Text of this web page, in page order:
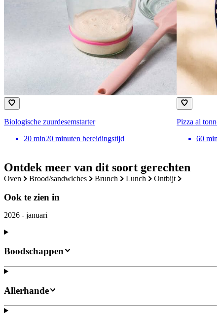
Ontdek meer van dit soort gerechten
oven brood/sandwiches brunch lunch ontbijt
Ook te zien in
2026 - januari
Biologische zuurdesemstarter
20 min20 minuten bereidingstijd
Pizza al
60 min
Boodschappen
Allerhande